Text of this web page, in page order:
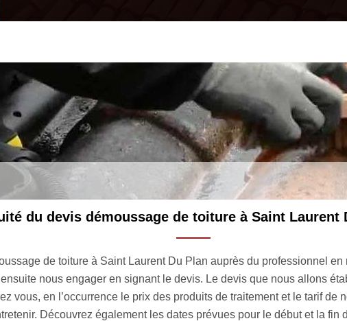
professionnel en nettoyage de toiture 33190 depuis
la mission à un spécialiste en est une autre. C’est vraiment une
garant d’un résultat satisfaisant. Entrez en contact avec MM
Plan 33190. Nous avons tout le matériel requis pour remettre à
redonner de la brillance à votre toiture bien qu’elle soit très